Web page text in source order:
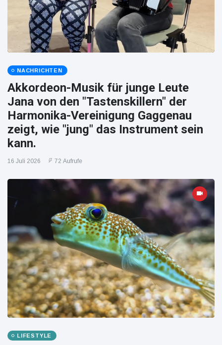
NACHRICHTEN
Akkordeon-Musik für junge Leute
Jana von den "Tastenskillern" der
Harmonika-Vereinigung Gaggenau
zeigt, wie "jung" das Instrument sein
kann.
16 Juli 2026 72 Aufrufe
LIFESTYLE